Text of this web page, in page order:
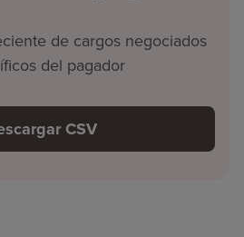
de cargos negociados
del pagador
CSV